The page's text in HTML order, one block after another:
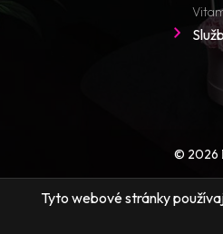
© 2026
Tyto webové stránky